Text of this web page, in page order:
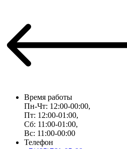
Время работы
Пн-Чт: 12:00-00:00,
Пт: 12:00-01:00,
Сб: 11:00-01:00,
Вс: 11:00-00:00
Телефон